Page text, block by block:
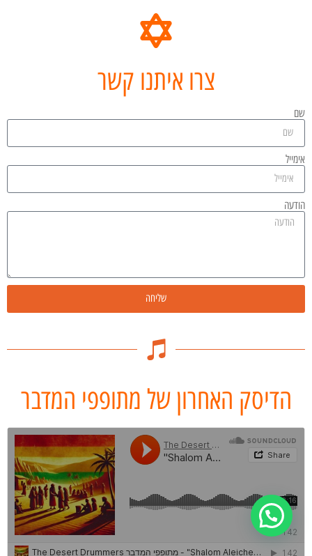
צרו איתנו קשר
שם
אימייל
הודעה
שליחה
הדיסק האחרון של מתופפי המדבר